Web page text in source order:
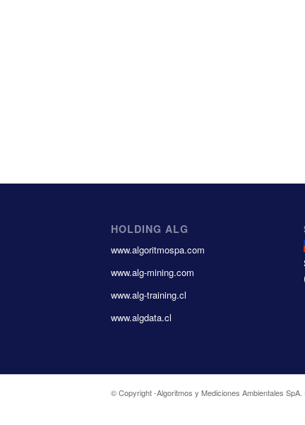
HOLDING ALG
www.algoritmospa.com
www.alg-mining.com
www.alg-training.cl
www.algdata.cl
© Copyright -Algoritmos y Mediciones Ambientales SpA.